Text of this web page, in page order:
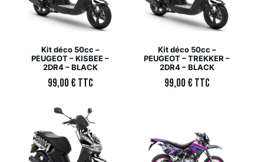
Kit déco 50cc –
PEUGEOT – KISBEE –
2DR4 – BLACK
99,00€ TTC
Kit déco 50cc –
PEUGEOT – TREKKER –
2DR4 – BLACK
99,00€ TTC